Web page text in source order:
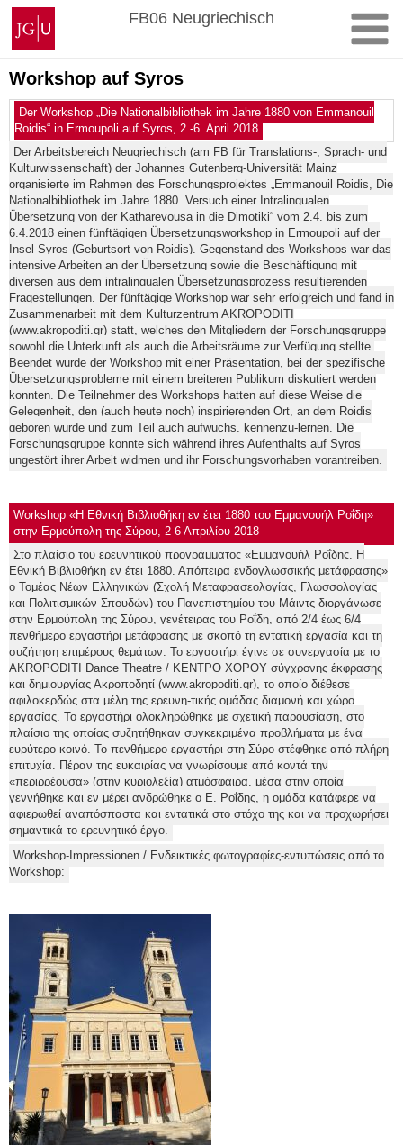
Zum
Inhalt
springen
Johannes
Gutenberg-
Universität
Mainz
FB06 Neugriechisch
Workshop auf Syros
Der Workshop „Die Nationalbibliothek im Jahre 1880 von Emmanouil
Roidis“ in Ermoupoli auf Syros, 2.-6. April 2018
Der Arbeitsbereich Neugriechisch (am FB für Translations-, Sprach- und
Kulturwissenschaft) der Johannes Gutenberg-Universität Mainz
organisierte im Rahmen des Forschungsprojektes „Emmanouil Roidis, Die
Nationalbibliothek im Jahre 1880. Versuch einer Intralingualen
Übersetzung von der Katharevousa in die Dimotiki“ vom 2.4. bis zum
6.4.2018 einen fünftägigen Übersetzungsworkshop in Ermoupoli auf der
Insel Syros (Geburtsort von Roidis). Gegenstand des Workshops war das
intensive Arbeiten an der Übersetzung sowie die Beschäftigung mit
diversen aus dem intralingualen Übersetzungsprozess resultierenden
Fragestellungen. Der fünftägige Workshop war sehr erfolgreich und fand in
Zusammenarbeit mit dem Kulturzentrum AKROPODITI
(www.akropoditi.gr) statt, welches den Mitgliedern der Forschungsgruppe
sowohl die Unterkunft als auch die Arbeitsräume zur Verfügung stellte.
Beendet wurde der Workshop mit einer Präsentation, bei der spezifische
Übersetzungsprobleme mit einem breiteren Publikum diskutiert werden
konnten. Die Teilnehmer des Workshops hatten auf diese Weise die
Gelegenheit, den (auch heute noch) inspirierenden Ort, an dem Roidis
geboren wurde und zum Teil auch aufwuchs, kennenzu-lernen. Die
Forschungsgruppe konnte sich während ihres Aufenthalts auf Syros
ungestört ihrer Arbeit widmen und ihr Forschungsvorhaben vorantreiben.
Workshop «Η Εθνική Βιβλιοθήκη εν έτει 1880 του Εμμανουήλ Ροΐδη»
στην Ερμούπολη της Σύρου, 2-6 Απριλίου 2018
Στο πλαίσιο του ερευνητικού προγράμματος «Εμμανουήλ Ροΐδης, Η
Εθνική Βιβλιοθήκη εν έτει 1880. Απόπειρα ενδογλωσσικής μετάφρασης»
ο Τομέας Νέων Ελληνικών (Σχολή Μεταφρασεολογίας, Γλωσσολογίας
και Πολιτισμικών Σπουδών) του Πανεπιστημίου του Μάιντς διοργάνωσε
στην Ερμούπολη της Σύρου, γενέτειρας του Ροΐδη, από 2/4 έως 6/4
πενθήμερο εργαστήρι μετάφρασης με σκοπό τη εντατική εργασία και τη
συζήτηση επιμέρους θεμάτων. Το εργαστήρι έγινε σε συνεργασία με το
AKROPODITI Dance Theatre / ΚΕΝΤΡΟ ΧΟΡΟΥ σύγχρονης έκφρασης
και δημιουργίας Ακροποδητί (www.akropoditi.gr), το οποίο διέθεσε
αφιλοκερδώς στα μέλη της ερευνη-τικής ομάδας διαμονή και χώρο
εργασίας. Το εργαστήρι ολοκληρώθηκε με σχετική παρουσίαση, στο
πλαίσιο της οποίας συζητήθηκαν συγκεκριμένα προβλήματα με ένα
ευρύτερο κοινό. Το πενθήμερο εργαστήρι στη Σύρο στέφθηκε από πλήρη
επιτυχία. Πέραν της ευκαιρίας να γνωρίσουμε από κοντά την
«περιρρέουσα» (στην κυριολεξία) ατμόσφαιρα, μέσα στην οποία
γεννήθηκε και εν μέρει ανδρώθηκε ο Ε. Ροΐδης, η ομάδα κατάφερε να
αφιερωθεί αναπόσπαστα και εντατικά στο στόχο της και να προχωρήσει
σημαντικά το ερευνητικό έργο.
Workshop-Impressionen / Ενδεικτικές φωτογραφίες-εντυπώσεις από το
Workshop: